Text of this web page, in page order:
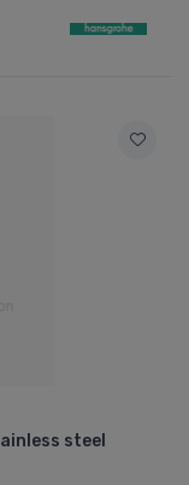
steel